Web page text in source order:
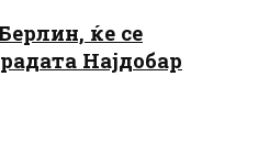
ќе се
Најдобар